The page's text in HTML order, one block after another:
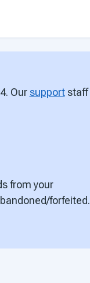
Our supportstaff
from your
forfeited.